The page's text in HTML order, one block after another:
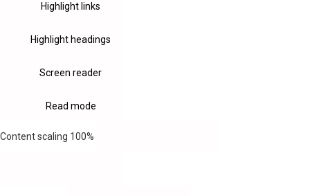
Highlight links
Highlight headings
Screen reader
Read mode
Content scaling 100%